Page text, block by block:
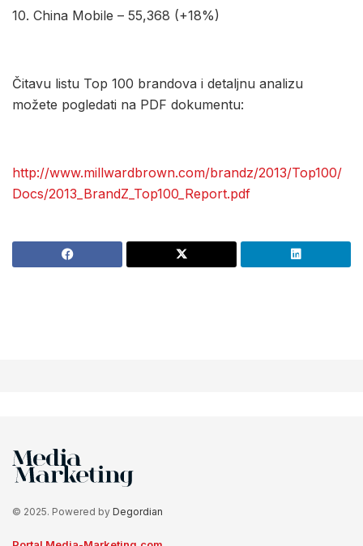
10. China Mobile – 55,368 (+18%)
Čitavu listu Top 100 brandova i detaljnu analizu
možete pogledati na PDF dokumentu:
http://www.millwardbrown.com/brandz/2013/Top100/
Docs/2013_BrandZ_Top100_Report.pdf
© 2025. Powered by Degordian